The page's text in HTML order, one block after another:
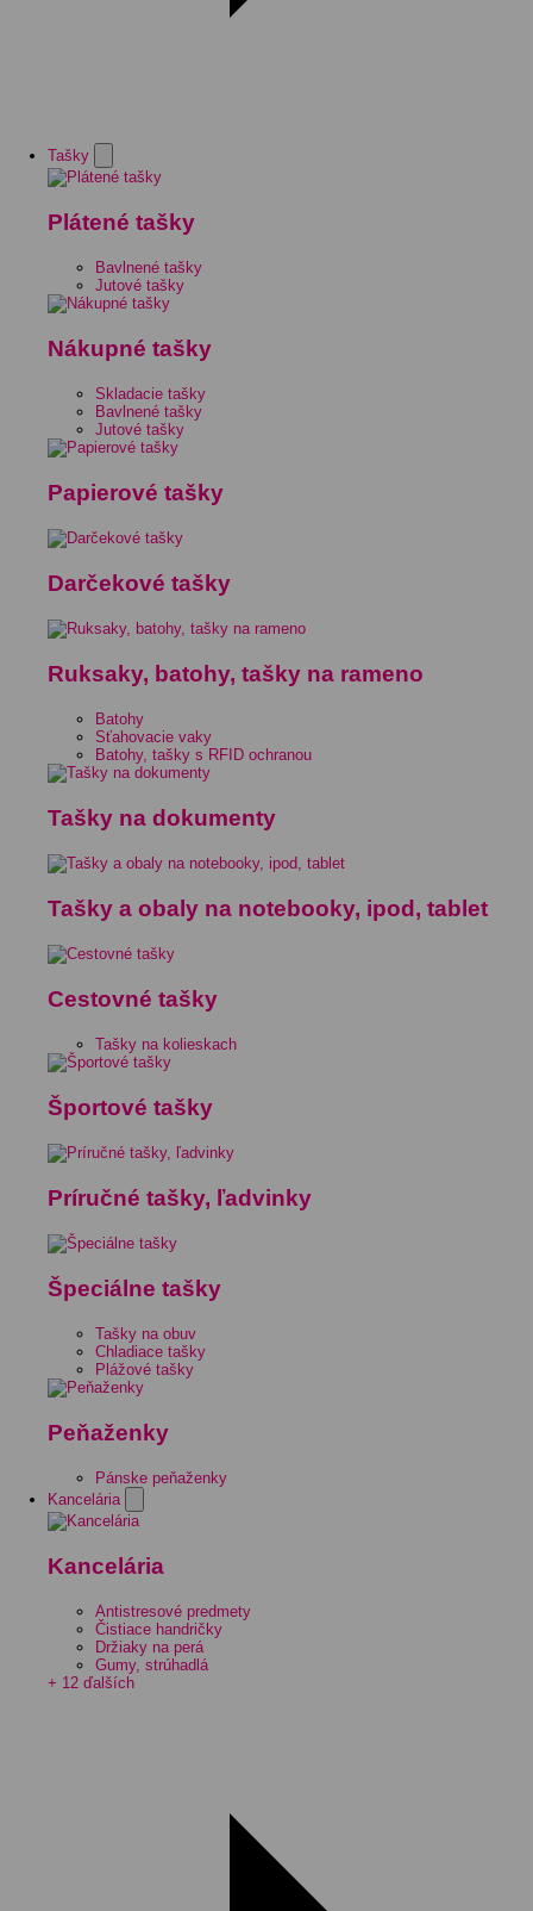
Tašky
Plátené tašky
Bavlnené tašky
Jutové tašky
Nákupné tašky
Skladacie tašky
Bavlnené tašky
Jutové tašky
Papierové tašky
Darčekové tašky
Ruksaky, batohy, tašky na rameno
Batohy
Sťahovacie vaky
Batohy, tašky s RFID ochranou
Tašky na dokumenty
Tašky a obaly na notebooky, ipod, tablet
Cestovné tašky
Tašky na kolieskach
Športové tašky
Príručné tašky, ľadvinky
Špeciálne tašky
Tašky na obuv
Chladiace tašky
Plážové tašky
Peňaženky
Pánske peňaženky
Kancelária
Kancelária
Antistresové predmety
Čistiace handričky
Držiaky na perá
Gumy, strúhadlá
+ 12 ďalších